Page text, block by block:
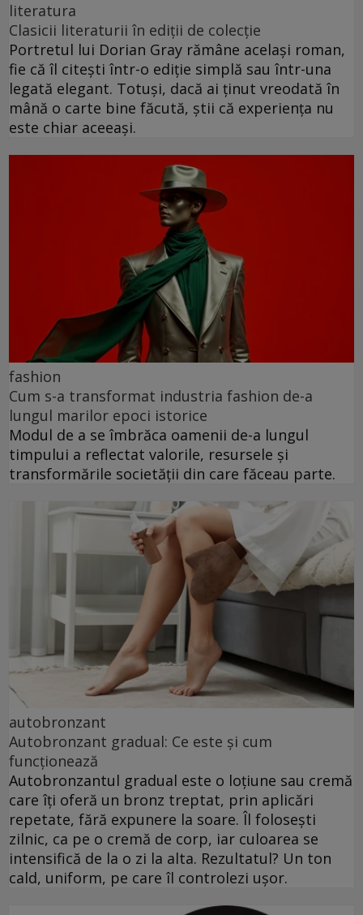
literatura
Clasicii literaturii în ediții de colecție
Portretul lui Dorian Gray rămâne același roman,
fie că îl citești într-o ediție simplă sau într-una
legată elegant. Totuși, dacă ai ținut vreodată în
mână o carte bine făcută, știi că experiența nu
este chiar aceeași.
fashion
Cum s-a transformat industria fashion de-a
lungul marilor epoci istorice
Modul de a se îmbrăca oamenii de-a lungul
timpului a reflectat valorile, resursele și
transformările societății din care făceau parte.
autobronzant
Autobronzant gradual: Ce este și cum
funcționează
Autobronzantul gradual este o loțiune sau cremă
care îți oferă un bronz treptat, prin aplicări
repetate, fără expunere la soare. Îl folosești
zilnic, ca pe o cremă de corp, iar culoarea se
intensifică de la o zi la alta. Rezultatul? Un ton
cald, uniform, pe care îl controlezi ușor.